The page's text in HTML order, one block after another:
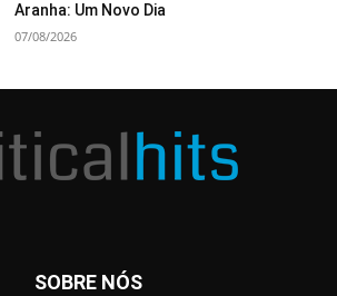
Aranha: Um Novo Dia
07/08/2026
SOBRE NÓS